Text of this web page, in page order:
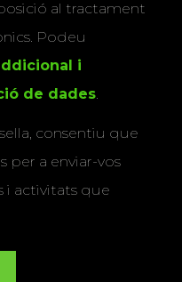
al tractament
Podeu
i
de dades.
consentiu que
per a enviar-vos
i activitats que